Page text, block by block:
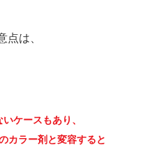
点は、
ケースもあり、
カラー剤と変容すると